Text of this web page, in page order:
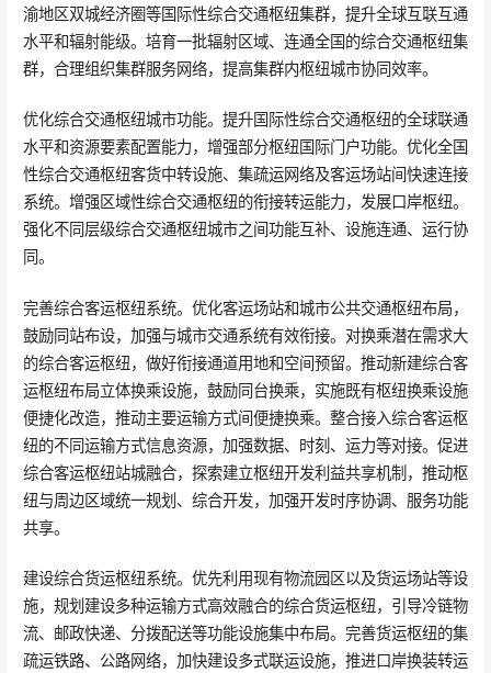
渝地区双城经济圈等国际性综合交通枢纽集群，提升全球互联互通
水平和辐射能级。培育一批辐射区域、连通全国的综合交通枢纽集
群，合理组织集群服务网络，提高集群内枢纽城市协同效率。
优化综合交通枢纽城市功能。提升国际性综合交通枢纽的全球联通
水平和资源要素配置能力，增强部分枢纽国际门户功能。优化全国
性综合交通枢纽客货中转设施、集疏运网络及客运场站间快速连接
系统。增强区域性综合交通枢纽的衔接转运能力，发展口岸枢纽。
强化不同层级综合交通枢纽城市之间功能互补、设施连通、运行协
同。
完善综合客运枢纽系统。优化客运场站和城市公共交通枢纽布局，
鼓励同站布设，加强与城市交通系统有效衔接。对换乘潜在需求大
的综合客运枢纽，做好衔接通道用地和空间预留。推动新建综合客
运枢纽布局立体换乘设施，鼓励同台换乘，实施既有枢纽换乘设施
便捷化改造，推动主要运输方式间便捷换乘。整合接入综合客运枢
纽的不同运输方式信息资源，加强数据、时刻、运力等对接。促进
综合客运枢纽站城融合，探索建立枢纽开发利益共享机制，推动枢
纽与周边区域统一规划、综合开发，加强开发时序协调、服务功能
共享。
建设综合货运枢纽系统。优先利用现有物流园区以及货运场站等设
施，规划建设多种运输方式高效融合的综合货运枢纽，引导冷链物
流、邮政快递、分拨配送等功能设施集中布局。完善货运枢纽的集
疏运铁路、公路网络，加快建设多式联运设施，推进口岸换装转运